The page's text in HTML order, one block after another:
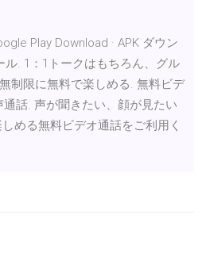
Play Download · APK ダウン
ル. 1：1トークはもちろん、グル
制限に無料で楽しめる. 無料ビデ
話. 声が聞きたい、顔が見たい
める無料ビデオ通話をご利用く